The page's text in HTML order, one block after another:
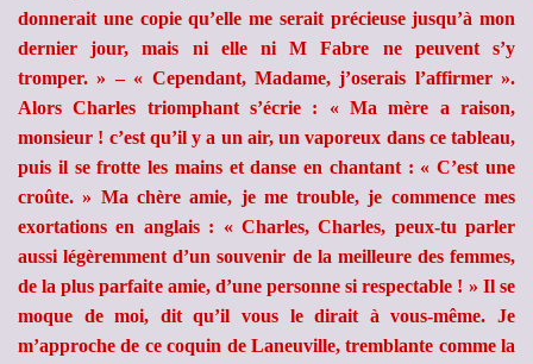
donnerait une copie qu’elle me serait précieuse jusqu’à mon
dernier jour, mais ni elle ni M Fabre ne peuvent s’y
tromper. » – « Cependant, Madame, j’oserais l’affirmer ».
Alors Charles triomphant s’écrie : « Ma mère a raison,
monsieur ! c’est qu’il y a un air, un vaporeux dans ce tableau,
puis il se frotte les mains et danse en chantant : « C’est une
croûte. » Ma chère amie, je me trouble, je commence mes
exortations en anglais : « Charles, Charles, peux-tu parler
aussi légèremment d’un souvenir de la meilleure des femmes,
de la plus parfaite amie, d’une personne si respectable ! » Il se
moque de moi, dit qu’il vous le dirait à vous-même. Je
m’approche de ce coquin de Laneuville, tremblante comme la